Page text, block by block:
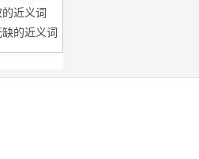
近义词
的近义词